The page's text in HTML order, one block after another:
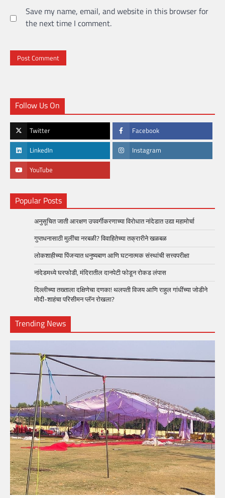
Save my name, email, and website in this browser for
the next time I comment.
Follow Us On
Twitter Facebook
LinkedIn Instagram
YouTube
Popular Posts
अनुसूचित जाती आरक्षण उपवर्गीकरणाच्या विरोधात नांदेडात उद्या महामोर्चा
गुप्तधनासाठी मुलींचा नरबळी? विवाहितेच्या तक्रारीने खळबळ
लोकशाहीच्या पिंजऱ्यात धनुष्यबाण आणि घटनात्मक संस्थांची सत्त्वपरीक्षा
नांदेडमध्ये घरफोडी, मंदिरातील दानपेटी फोडून रोकड लंपास
दिल्लीच्या तख्ताला दक्षिणेचा दणका! थलपती विजय आणि राहुल गांधींच्या जोडीने
मोदी-शाहंचा परिसीमन प्लॅन रोखला?
Trending News